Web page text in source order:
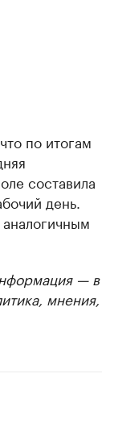
по итогам
составила
день.
— в
мнения,